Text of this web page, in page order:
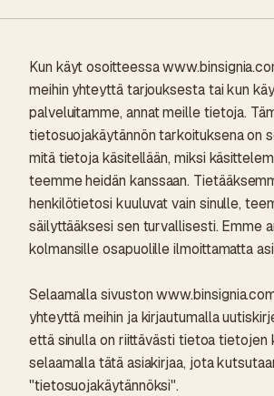
Kun käyt osoitteessa
meihin yhteyttä tarjouksesta tai kun
palveluitamme, annat meille tietoja.
tietosuojakäytännön tarkoituksena on
mitä tietoja käsitellään, miksi
teemme heidän kanssaan.
henkilötietosi kuuluvat vain sinulle,
säilyttääksesi sen turvallisesti. Emme
kolmansille osapuolille ilmoittamatta
Selaamalla sivuston
yhteyttä meihin ja kirjautumalla
että sinulla on riittävästi tietoa tietojen
selaamalla tätä asiakirjaa, jota
"tietosuojakäytännöksi".